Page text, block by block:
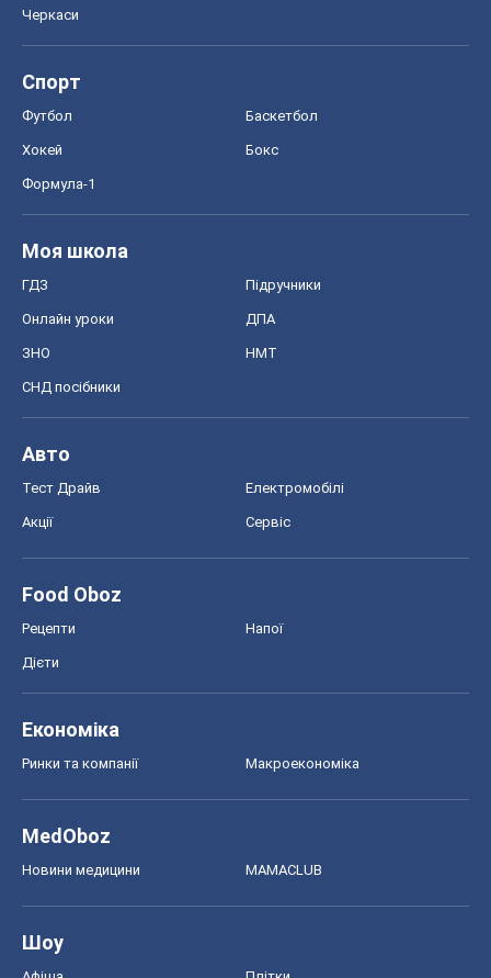
Черкаси
Спорт
Футбол Баскетбол
Хокей Бокс
Формула-1
Моя школа
ГДЗ Підручники
Онлайн уроки ДПА
ЗНО НМТ
СНД посібники
Авто
Тест Драйв Електромобілі
Акції Сервіс
Food Oboz
Рецепти Напої
Дієти
Економіка
Ринки та компанії Макроекономіка
MedOboz
Новини медицини MAMACLUB
Шоу